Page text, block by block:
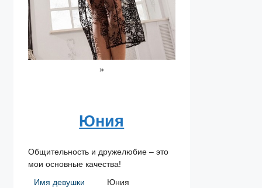
»
Юния
Общительность и дружелюбие – это
мои основные качества!
Имя девушки
Юния